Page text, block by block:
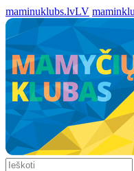
maminuklubs.lvLV